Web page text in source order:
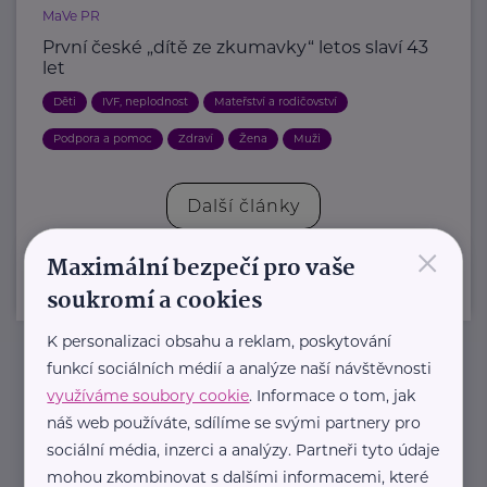
MaVe PR
První české „dítě ze zkumavky“ letos slaví 43
let
Děti IVF, neplodnost Mateřství a rodičovství
Podpora a pomoc Zdraví Žena Muži
Další články
Newsletter
Pravidelný přísun novinek, inspirace na každý den,
×
Maximální bezpečí pro vaše
soukromí a cookies
K personalizaci obsahu a reklam, poskytování
funkcí sociálních médií a analýze naší návštěvnosti
využíváme soubory cookie. Informace o tom, jak
náš web používáte, sdílíme se svými partnery pro
sociální média, inzerci a analýzy. Partneři tyto údaje
mohou zkombinovat s dalšími informacemi, které